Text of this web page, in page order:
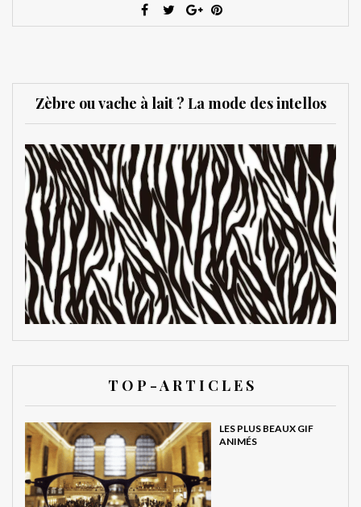
Zèbre ou vache à lait ? La mode des intellos
T O P - A R T I C L E S
LES PLUS BEAUX GIF
ANIMÉS